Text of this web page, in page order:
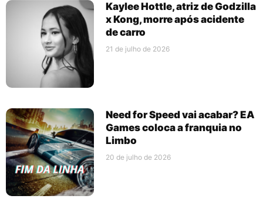
Kaylee Hottle, atriz de Godzilla
x Kong, morre após acidente
de carro
21 de julho de 2026
Need for Speed vai acabar? EA
Games coloca a franquia no
Limbo
20 de julho de 2026